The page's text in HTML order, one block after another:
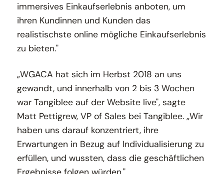
immersives Einkaufserlebnis anboten, um
ihren Kundinnen und Kunden das
realistischste online mögliche Einkaufserlebnis
zu bieten."
„WGACA hat sich im Herbst 2018 an uns
gewandt, und innerhalb von 2 bis 3 Wochen
war Tangiblee auf der Website live", sagte
Matt Pettigrew, VP of Sales bei Tangiblee. „Wir
haben uns darauf konzentriert, ihre
Erwartungen in Bezug auf Individualisierung zu
erfüllen, und wussten, dass die geschäftlichen
Ergebnisse folgen würden."